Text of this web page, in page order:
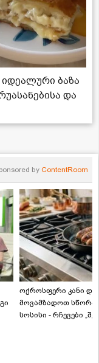
ბაზა
და
by ContentRoom
ოქროსფერი კანი და
მოვამზადოთ
სოსისი - რჩევები